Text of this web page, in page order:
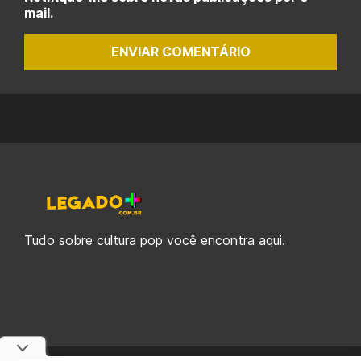
mail.
ENVIAR COMENTÁRIO
Tudo sobre cultura pop você encontra aqui.